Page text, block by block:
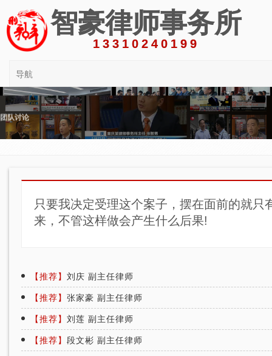
智豪律师事务所
13310240199
导航
团队讨论
只要我决定受理这个案子，摆在面前的就
来，不管这样做会产生什么后果!
【推荐】 刘庆 副主任律师
【推荐】 张家豪 副主任律师
【推荐】 刘莲 副主任律师
【推荐】 段文彬 副主任律师